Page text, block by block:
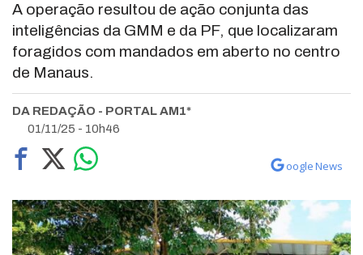
A operação resultou de ação conjunta das
inteligências da GMM e da PF, que localizaram
foragidos com mandados em aberto no centro
de Manaus.
DA REDAÇÃO - PORTAL AM1*
01/11/25 - 10h46
oogle News